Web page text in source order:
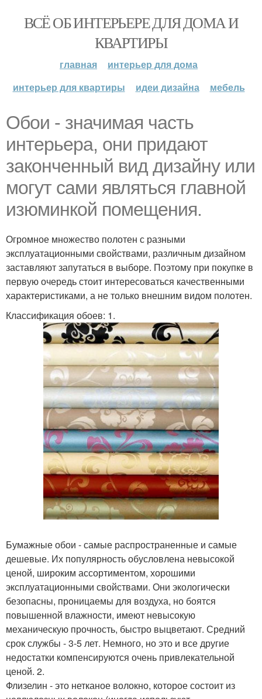
ВСЁ ОБ ИНТЕРЬЕРЕ ДЛЯ ДОМА И
КВАРТИРЫ
главная
интерьер для дома
интерьер для квартиры
идеи дизайна мебель
Обои - значимая часть
интерьера, они придают
законченный вид дизайну или
могут сами являться главной
изюминкой помещения.
Огромное множество полотен с разными
эксплуатационными свойствами, различным дизайном
заставляют запутаться в выборе. Поэтому при покупке в
первую очередь стоит интересоваться качественными
характеристиками, а не только внешним видом полотен.
Классификация обоев: 1.
Бумажные обои - самые распространенные и самые
дешевые. Их популярность обусловлена невысокой
ценой, широким ассортиментом, хорошими
эксплуатационными свойствами. Они экологически
безопасны, проницаемы для воздуха, но боятся
повышенной влажности, имеют невысокую
механическую прочность, быстро выцветают. Средний
срок службы - 3-5 лет. Немного, но это и все другие
недостатки компенсируются очень привлекательной
ценой. 2.
Флизелин - это нетканое волокно, которое состоит из